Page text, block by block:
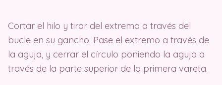
Cortar el hilo y tirar del extremo a través del
bucle en su gancho. Pase el extremo a través de
la aguja, y cerrar el círculo poniendo la aguja a
través de la parte superior de la primera vareta.